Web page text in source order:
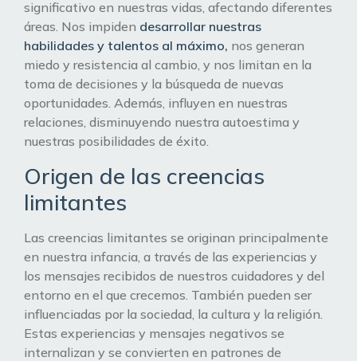
significativo en nuestras vidas, afectando diferentes
áreas. Nos impiden desarrollar nuestras
habilidades y talentos al máximo, nos generan
miedo y resistencia al cambio, y nos limitan en la
toma de decisiones y la búsqueda de nuevas
oportunidades. Además, influyen en nuestras
relaciones, disminuyendo nuestra autoestima y
nuestras posibilidades de éxito.
Origen de las creencias
limitantes
Las creencias limitantes se originan principalmente
en nuestra infancia, a través de las experiencias y
los mensajes recibidos de nuestros cuidadores y del
entorno en el que crecemos. También pueden ser
influenciadas por la sociedad, la cultura y la religión.
Estas experiencias y mensajes negativos se
internalizan y se convierten en patrones de